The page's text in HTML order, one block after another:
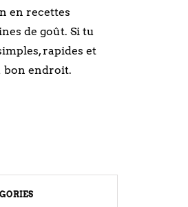
en recettes
de goût. Si tu
rapides et
bon endroit.